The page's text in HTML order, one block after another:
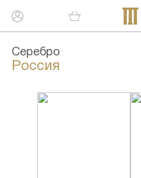
Серебро
Россия